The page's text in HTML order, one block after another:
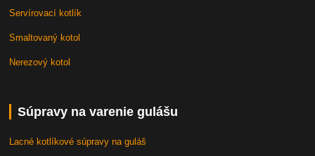
Servírovací kotlík
Smaltovaný kotol
Nerezový kotol
Súpravy na varenie gulášu
Lacné kotlíkové súpravy na guláš